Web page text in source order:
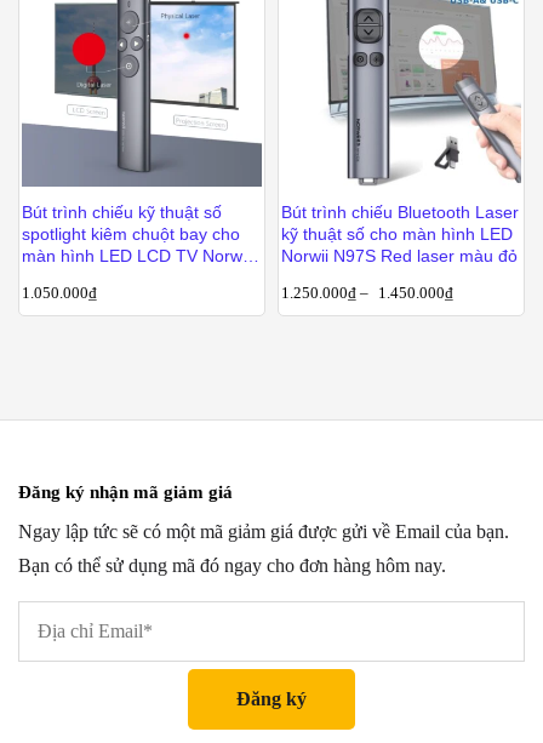
Bút trình chiếu kỹ thuật số
spotlight kiêm chuột bay cho
màn hình LED LCD TV Norwii
1.050.000₫
Bút trình chiếu Bluetooth Laser
kỹ thuật số cho màn hình LED
Norwii N97S Red laser màu đỏ
1.250.000₫ – 1.450.000₫
Đăng ký nhận mã giảm giá
Ngay lập tức sẽ có một mã giảm giá được gửi về Email của bạn.
Bạn có thể sử dụng mã đó ngay cho đơn hàng hôm nay.